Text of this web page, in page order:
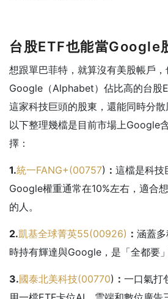
台股ETF也能當Google
想跟單巴菲特，就算沒有美股帳戶
Google（Alphabet）佔比高的台股
這家科技巨頭的股東，還能同時分散
以下整理幾檔是目前市場上Google
擇：
1.統一FANG+(00757) ： 這檔是科技
Google權重通常在10%左右，適合
的人。
2.凱基全球菁英55(00926) ： 涵蓋
時持有輝達與Google，是「全都要」
3.國泰北美科技(00770) ： 一口氣打